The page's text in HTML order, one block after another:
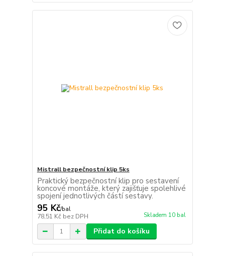
Mistrall bezpečnostní klip 5ks
Praktický bezpečnostní klip pro sestavení
koncové montáže, který zajišťuje spolehlivé
spojení jednotlivých částí sestavy.
95 Kč/bal
78,51 Kč bez DPH Skladem 10 bal
Přidat do košíku